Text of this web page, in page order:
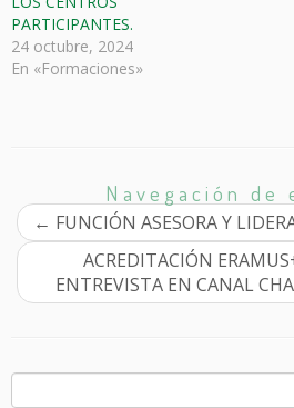
PARTICIPANTES.
24 octubre, 2024
En «Formaciones»
Navegación de
← FUNCIÓN ASESORA Y
ACREDITACIÓN
ENTREVISTA EN CANAL